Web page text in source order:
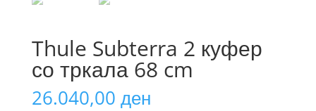
Thule Subterra 2 куфер
со тркала 68 cm
26.040,00 ден